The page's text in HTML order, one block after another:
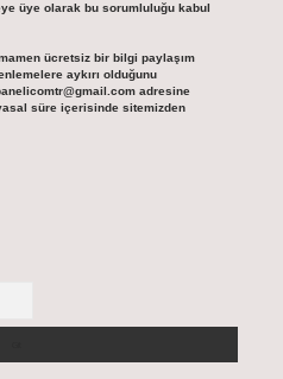
üye olarak bu sorumluluğu kabul
ücretsiz bir bilgi paylaşım
aykırı olduğunu
adresine
süre içerisinde sitemizden